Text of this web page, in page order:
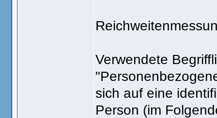
Verwendete
sich auf eine
Person (im